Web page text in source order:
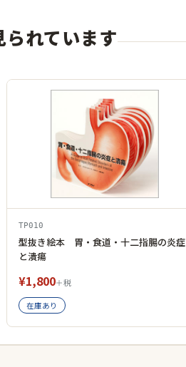
られています
TP010
型抜き絵本 胃・食道・十二指腸の炎症
と潰瘍
¥1,800＋税
在庫あり